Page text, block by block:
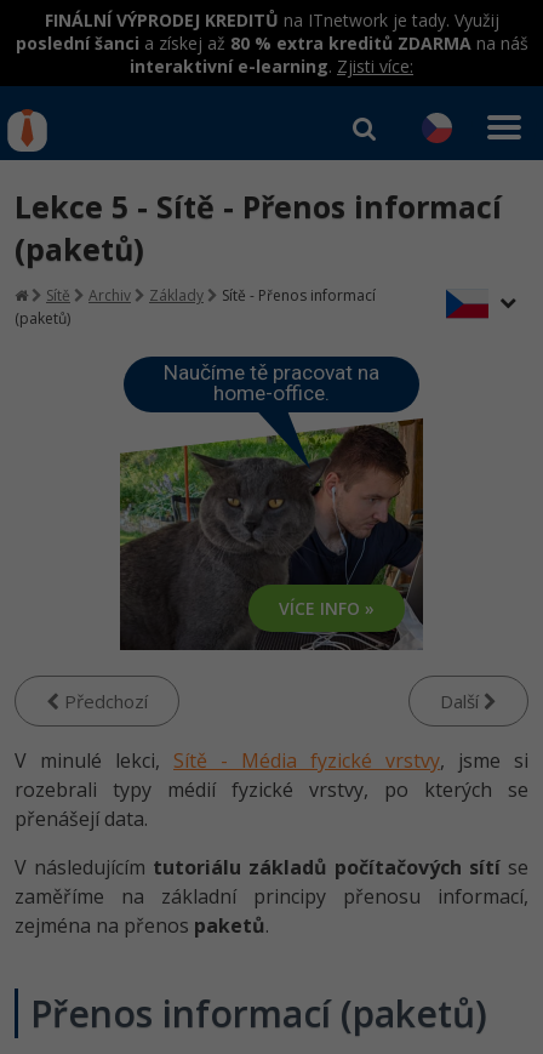
FINÁLNÍ VÝPRODEJ KREDITŮ na ITnetwork je tady. Využij
poslední šanci a získej až 80 % extra kreditů ZDARMAna náš
interaktivní e-learning. Zjisti více:
Rekvalifikace a kurzy
hrazené úřadem práce
Workshopy zdarma
Umělá inteligence v praxi
Datová analýza v praxi
Školení
Základy programování
Objektové programování - OOP
Umělá inteligence
HTML5, CSS3, Bootstrap, SEO
SQL a databáze
Testování a verzování
UML a návrhové vzory
React
Spring
ASP.NET MVC
Školení dle technologií
C# .NET
Java
JavaScript
Python
HTML / CSS
UML a návrhové vzory
MySQL/MariaDB
MS-SQL
IT e-learning
Kurzy IT profesí
Programátor WWW aplikací
Senior programátor
Front-end developer
Vývojář mobilních aplikací
Specialista na AI a bigdata
C# Game developer
Webdesigner
Tester
Grafik / UX/UI návrhář
Projektový manažer
Jak začít?
Java -80%
C#.NET -80%
-80%
PHP
-80%
Swift -80%
C -80%
SQL
Kurzy e-commerce
Testování softwaru
Datová analýza
Digitální gramotnost
WordPress
-30%
UX
Business
Kryptoměny -25%
MS Office -80%
Přihlásit se | Registrovat
Lekce 5 - Sítě - Přenos informací
(paketů)
Sítě Archiv Základy
Sítě - Přenos informací
(paketů)
Naučíme tě pracovat na
home-office.
VÍCE INFO »
Předchozí Další
V minulé lekci, Sítě - Média fyzické vrstvy, jsme si
rozebrali typy médií fyzické vrstvy, po kterých se
přenášejí data.
V následujícím tutoriálu základů počítačových sítí se
zaměříme na základní principy přenosu informací,
zejména na přenos paketů.
Přenos informací (paketů)